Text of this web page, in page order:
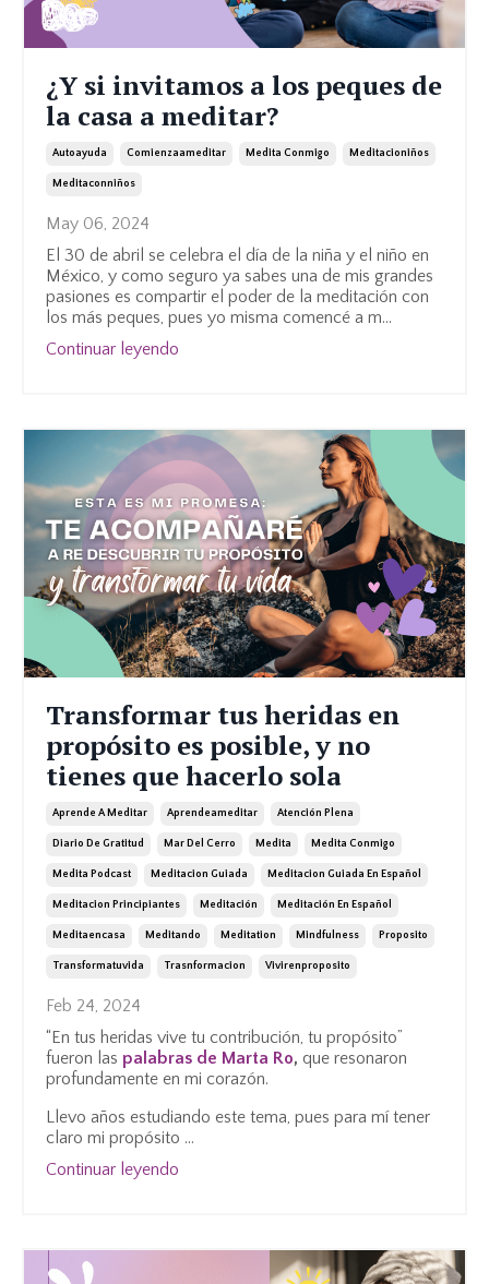
¿Y si invitamos a los peques de
la casa a meditar?
Autoayuda Comienzaameditar Medita Conmigo Meditacioniños
Meditaconniños
May 06, 2024
El 30 de abril se celebra el día de la niña y el niño en
México, y como seguro ya sabes una de mis grandes
pasiones es compartir el poder de la meditación con
los más peques, pues yo misma comencé a m...
Continuar leyendo
Transformar tus heridas en
propósito es posible, y no
tienes que hacerlo sola
Aprende A Meditar Aprendeameditar Atención Plena
Diario De Gratitud Mar Del Cerro Medita Medita Conmigo
Medita Podcast Meditacion Guiada Meditacion Guiada En Español
Meditacion Principiantes Meditación Meditación En Español
Meditaencasa Meditando Meditation Mindfulness Proposito
Transformatuvida Trasnformacion Vivirenproposito
Feb 24, 2024
“En tus heridas vive tu contribución, tu propósito”
fueron las palabras de Marta Ro, que resonaron
profundamente en mi corazón.
Llevo años estudiando este tema, pues para mí tener
claro mi propósito ...
Continuar leyendo